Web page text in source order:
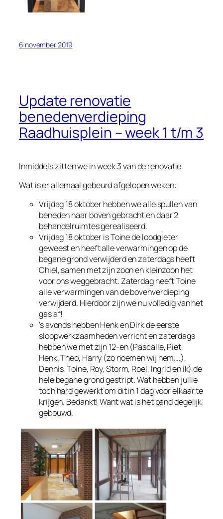
6 november 2019
Update renovatie
benedenverdieping
Raadhuisplein – week 1 t/m 3
Inmiddels zitten we in week 3 van de renovatie.
Wat is er allemaal gebeurd afgelopen weken:
Vrijdag 18 oktober hebben we alle spullen van
beneden naar boven gebracht en daar 2
behandelruimtes gerealiseerd.
Vrijdag 18 oktober is Toine de loodgieter
geweest en heeft alle verwarmingen op de
begane grond verwijderd en zaterdags heeft
Chiel, samen met zijn zoon en kleinzoon het
voor ons weggebracht. Zaterdag heeft Toine
alle verwarmingen van de bovenverdieping
verwijderd. Hierdoor zijn we nu volledig van het
gas af!
’s avonds hebben Henk en Dirk de eerste
sloopwerkzaamheden verricht en zaterdags
hebben we met zijn 12-en (Pascalle, Piet,
Henk, Theo, Harry (zo noemen wij hem….),
Dennis, Toine, Roy, Storm, Roel, Ingrid en ik) de
hele begane grond gestript. Wat hebben jullie
toch hard gewerkt om dit in 1 dag voor elkaar te
krijgen. Bedankt! Want wat is het pand degelijk
gebouwd.